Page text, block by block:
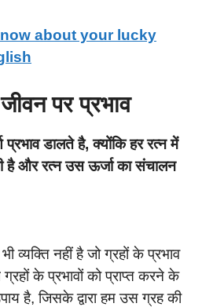
about your lucky
पर प्रभाव
प्रभाव डालते है, क्योंकि हर रत्न में
है और रत्न उस ऊर्जा का संचालन
व्यक्ति नहीं है जो ग्रहों के प्रभाव
के प्रभावों को प्राप्त करने के
है, जिसके द्वारा हम उस ग्रह की